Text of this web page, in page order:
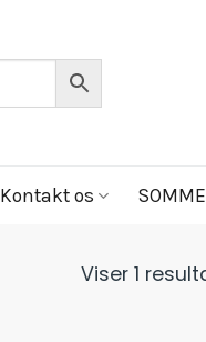
Kontakt os
Viser 1